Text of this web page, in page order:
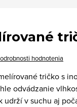
hodnotenia
tričko s
odvádzanie
udrží v suchu aj